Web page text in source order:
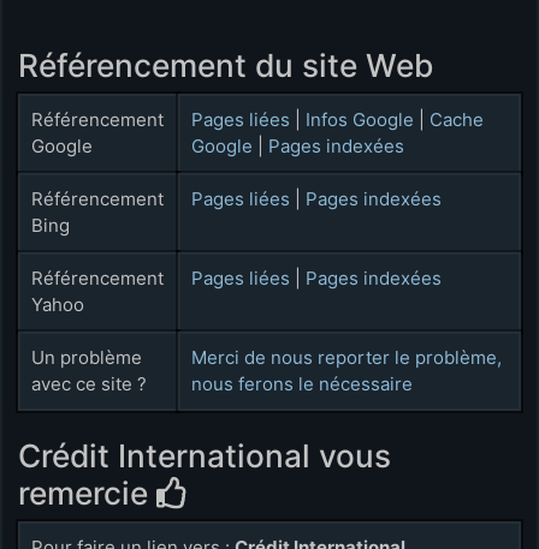
Référencement du site Web
Référencement
Google
Pages liées Infos Google
Cache
Google
Pages indexées
Référencement
Bing
Pages liées Pages indexées
Référencement
Yahoo
Pages liées Pages indexées
Un problème
avec ce site ?
Merci de nous reporter le problème,
nous ferons le nécessaire
Crédit International vous
remercie